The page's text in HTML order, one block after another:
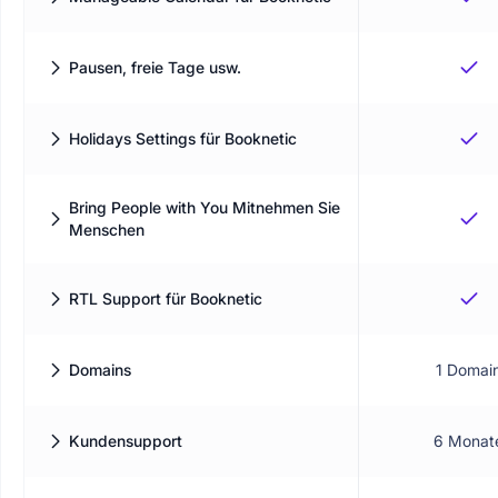
Pausen, freie Tage usw.
Holidays Settings für Booknetic
Bring People with You Mitnehmen Sie
Menschen
mitzubringen.
RTL Support für Booknetic
Domains 1
Kundensupport 6